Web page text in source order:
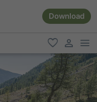
Download
favorit
user link